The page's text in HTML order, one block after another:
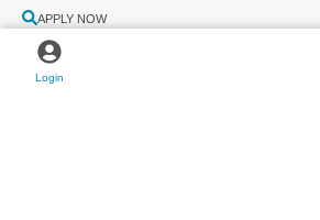
Login
APPLY NOW